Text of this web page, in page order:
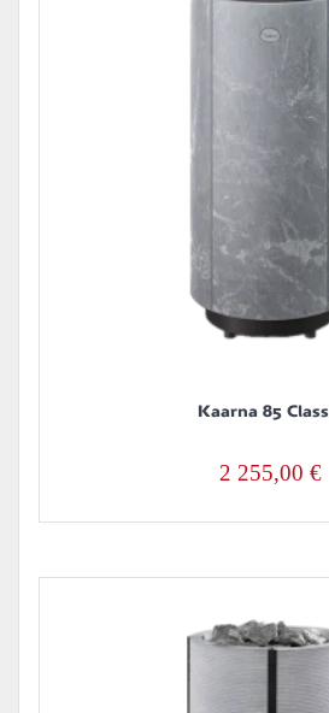
Kaarna 85
2 255,00 €